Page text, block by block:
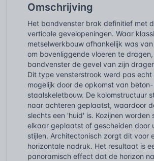
Omschrijving
Het bandvenster brak definitief met
verticale gevelopeningen. Waar
metselwerkbouw afhankelijk was
om bovenliggende vloeren te
bandvenster de gevel van zijn
Dit type vensterstrook werd pas
mogelijk door de opkomst van beton-
staalskeletbouw. De kolomstructuur
naar achteren geplaatst, waardoor
slechts een 'huid' is. Kozijnen worden
elkaar geplaatst of gescheiden door
stijlen. Architectonisch zorgt dit voor
horizontale nadruk. Het resultaat is
panoramisch effect dat de horizon